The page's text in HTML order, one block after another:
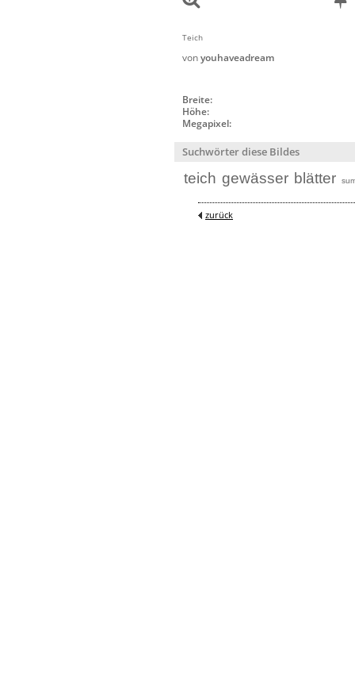
Teich
vonyouhaveadream
Breite:
Höhe:
Megapixel:
Suchwörter diese Bildes
teich gewässer blätter
zurück